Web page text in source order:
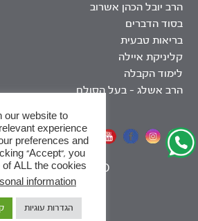
הרב יובל הכהן אשרוב
בסוד הדברים
בריאות טבעית
קליניקת איילה
לימוד הקבלה
הרב אשלג – בעל הסולם
אתר שומר
SEO
|
our website to
experience
preferences and
“Accept”, you
ALL the cookies.
information
הגדרות עוגיות
x